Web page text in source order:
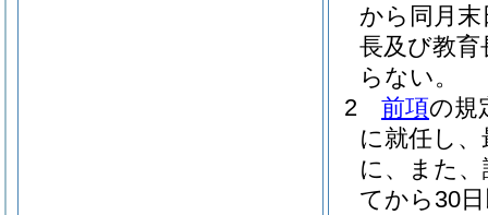
から同月
長及び教
らない。
2
前項の規
に就任し
に、また
てから30